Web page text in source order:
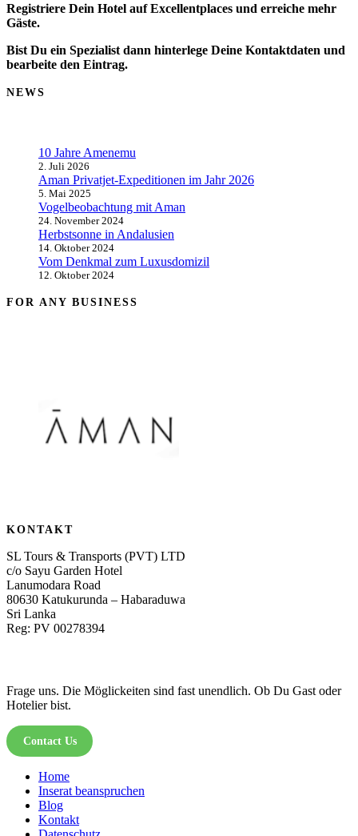
Registriere Dein Hotel auf Excellentplaces und erreiche mehr
Gäste.
Bist Du ein Spezialist dann hinterlege Deine Kontaktdaten und
bearbeite den Eintrag.
NEWS
10 Jahre Amenemu
2. Juli 2026
Aman Privatjet-Expeditionen im Jahr 2026
5. Mai 2025
Vogelbeobachtung mit Aman
24. November 2024
Herbstsonne in Andalusien
14. Oktober 2024
Vom Denkmal zum Luxusdomizil
12. Oktober 2024
FOR ANY BUSINESS
KONTAKT
SL Tours & Transports (PVT) LTD
c/o Sayu Garden Hotel
Lanumodara Road
80630 Katukurunda – Habaraduwa
Sri Lanka
Reg: PV 00278394
Frage uns. Die Möglickeiten sind fast unendlich. Ob Du Gast oder
Hotelier bist.
Contact Us
Home
Inserat beanspruchen
Blog
Kontakt